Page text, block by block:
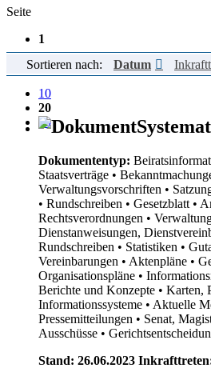
Seite
1
Einträge pro Seite
10
20
50
Sortieren nach: Datum
Dokumententyp:
Staatsverträge •
Verwaltungsvorschriften •
• Rundschreiben • Gesetzblatt •
Rechtsverordnungen •
Dienstanweisungen,
Rundschreiben • Statistiken •
Vereinbarungen • Aktenpläne •
Organisationspläne •
Berichte und Konzepte • Karten,
Informationssysteme • Aktuelle
Pressemitteilungen • Senat,
Ausschüsse •
Stand: 26.06.2023